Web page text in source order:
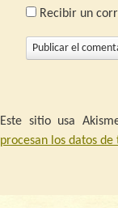
Recibir un
Este sitio usa
procesan los datos